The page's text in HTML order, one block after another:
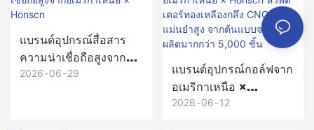
แบรนด์อุปกรณ์สื่อสาร
ความน่าเชื่อถือสูงจาก
อเมริกาเหนือ ×
2026 06 29
แบรนด์อุปกรณ์กอล์ฟจาก
อเมริกาเหนือ ×
Honscn หัวพัตเตอร์
2026 06 12